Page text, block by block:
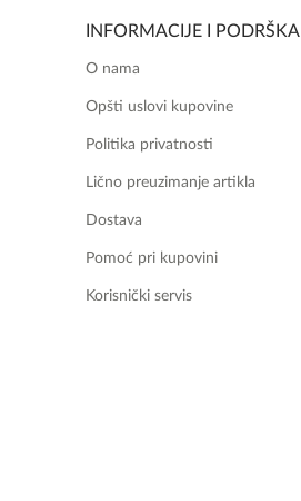
INFORMACIJE I PODRŠKA
O nama
Opšti uslovi kupovine
Politika privatnosti
Lično preuzimanje artikla
Dostava
Pomoć pri kupovini
Korisnički servis